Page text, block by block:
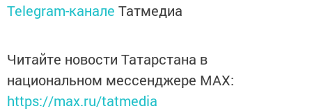
Telegram-канале Татмедиа
Читайте новости Татарстана в
национальном мессенджере MАХ:
https://max.ru/tatmedia